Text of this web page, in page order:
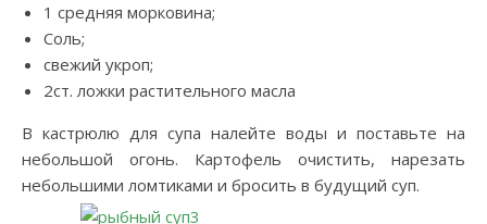
1 средняя морковина;
Соль;
свежий укроп;
2ст. ложки растительного масла
В кастрюлю для супа налейте воды и поставьте на
небольшой огонь. Картофель очистить, нарезать
небольшими ломтиками и бросить в будущий суп.